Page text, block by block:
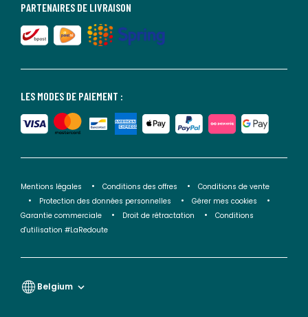
LES MODES DE PAIEMENT :
PARTENAIRES DE LIVRAISON
Mentions légales Conditions des offres
Conditions de vente
Protection des données personnelles
Gérer mes cookies
Garantie commerciale
Droit de rétractation
Conditions
d'utilisation #LaRedoute
Belgium